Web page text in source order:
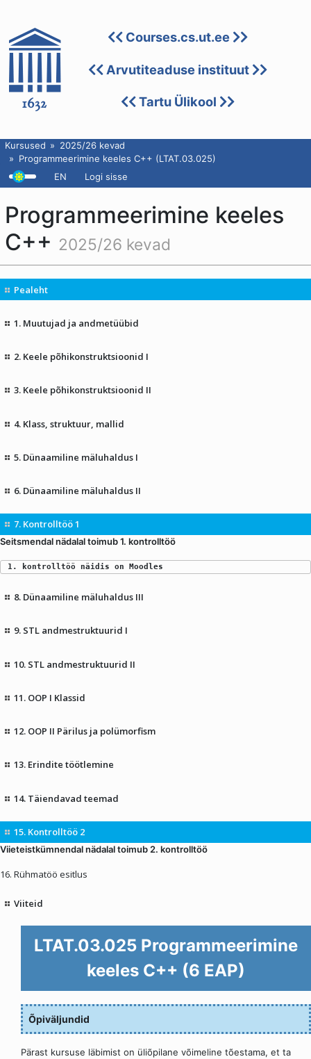
Courses.cs.ut.ee
Arvutiteaduse instituut
Tartu Ülikool
Kursused
2025/26 kevad
Programmeerimine keeles C++ (LTAT.03.025)
EN
Logi sisse
Programmeerimine keeles
C++ 2025/26 kevad
Pealeht
1. Muutujad ja andmetüübid
2. Keele põhikonstruktsioonid I
3. Keele põhikonstruktsioonid II
4. Klass, struktuur, mallid
5. Dünaamiline mäluhaldus I
6. Dünaamiline mäluhaldus II
7. Kontrolltöö 1
Seitsmendal nädalal toimub 1. kontrolltöö
1. kontrolltöö näidis on Moodles
8. Dünaamiline mäluhaldus III
9. STL andmestruktuurid I
10. STL andmestruktuurid II
11. OOP I Klassid
12. OOP II Pärilus ja polümorfism
13. Erindite töötlemine
14. Täiendavad teemad
15. Kontrolltöö 2
Viieteistkümnendal nädalal toimub 2. kontrolltöö
16. Rühmatöö esitlus
Viiteid
LTAT.03.025 Programmeerimine
keeles C++ (6 EAP)
Õpiväljundid
Pärast kursuse läbimist on üliõpilane võimeline tõestama, et ta